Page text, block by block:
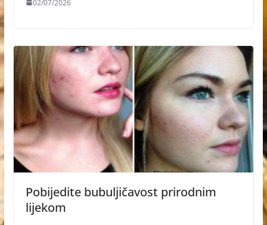
02/07/2026
Pobijedite bubuljičavost prirodnim
lijekom